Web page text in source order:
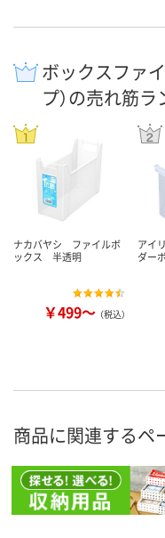
ボックスファ
プ）の売れ筋
ナカバヤシ ファイルボ
ックス 半透明
￥499～ （税込）
アイ
ダー
商品に関連するペ